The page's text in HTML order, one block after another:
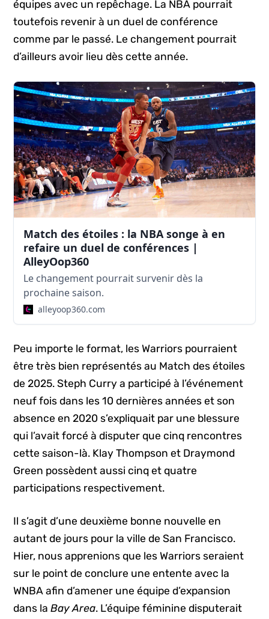
équipes avec un repêchage. La NBA pourrait
toutefois revenir à un duel de conférence
comme par le passé. Le changement pourrait
d’ailleurs avoir lieu dès cette année.
Match des étoiles : la NBA songe à en
refaire un duel de conférences |
AlleyOop360
Le changement pourrait survenir dès la
prochaine saison.
alleyoop360.com
Peu importe le format, les Warriors pourraient
être très bien représentés au Match des étoiles
de 2025. Steph Curry a participé à l’événement
neuf fois dans les 10 dernières années et son
absence en 2020 s’expliquait par une blessure
qui l’avait forcé à disputer que cinq rencontres
cette saison-là. Klay Thompson et Draymond
Green possèdent aussi cinq et quatre
participations respectivement.
Il s’agit d’une deuxième bonne nouvelle en
autant de jours pour la ville de San Francisco.
Hier, nous apprenions que les Warriors seraient
sur le point de conclure une entente avec la
WNBA afin d’amener une équipe d’expansion
dans laBay Area. L’équipe féminine disputerait